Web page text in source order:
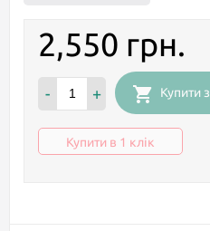
2,550 грн.
- + Купити
Купити в 1 клік